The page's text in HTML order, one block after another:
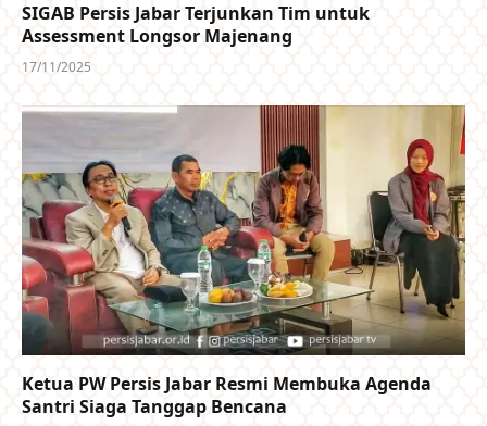
SIGAB Persis Jabar Terjunkan Tim untuk
Assessment Longsor Majenang
17/11/2025
Ketua PW Persis Jabar Resmi Membuka Agenda
Santri Siaga Tanggap Bencana